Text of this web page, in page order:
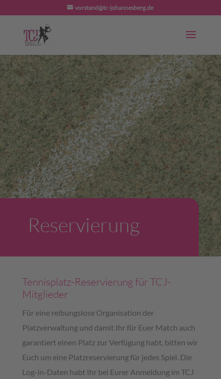
vorstand@tc-johannesberg.de
Reservierung
Tennisplatz-Reservierung für TCJ-
Mitglieder
Für eine reibungslose Organisation der
Platzverwaltung und damit Ihr für Euer Match auch
garantiert einen Platz zur Verfügung habt, bitten wir
Euch um eine Platzreservierung für jedes Spiel. Die
Log-in-Daten habt Ihr bei Eurer Anmeldung im TCJ